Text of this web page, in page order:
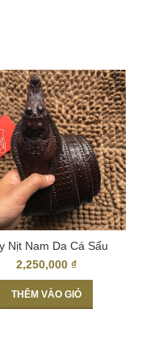
Nịt Nam Da Cá Sấu
TLS10 Nguyên Con
2,250,000 ₫
THÊM VÀO GIỎ